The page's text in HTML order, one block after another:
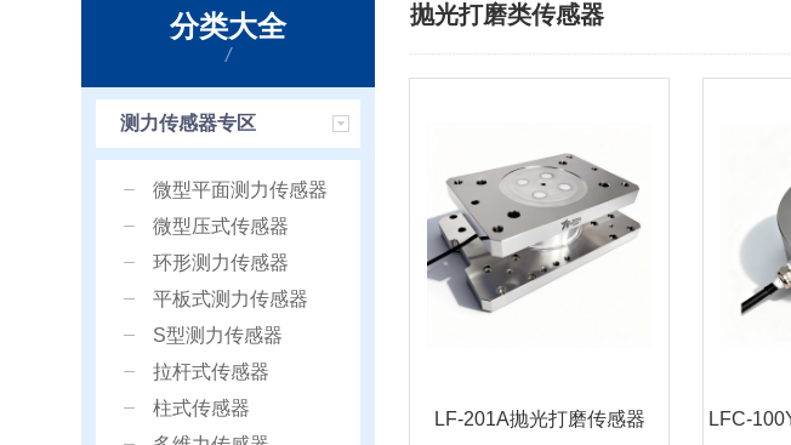
分类大全
/
测力传感器专区
微型平面测力传感器
微型压式传感器
环形测力传感器
平板式测力传感器
S型测力传感器
拉杆式传感器
柱式传感器
抛光打磨类传感器
LF-201A抛光打磨传感器 LFC-